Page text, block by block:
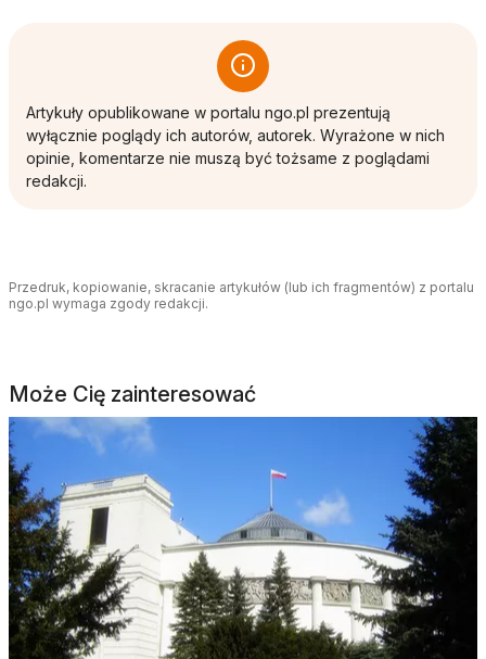
Artykuły opublikowane w portalu ngo.pl prezentują
wyłącznie poglądy ich autorów, autorek. Wyrażone w nich
opinie, komentarze nie muszą być tożsame z poglądami
redakcji.
Przedruk, kopiowanie, skracanie artykułów (lub ich fragmentów) z portalu
ngo.pl wymaga zgody redakcji.
Może Cię zainteresować